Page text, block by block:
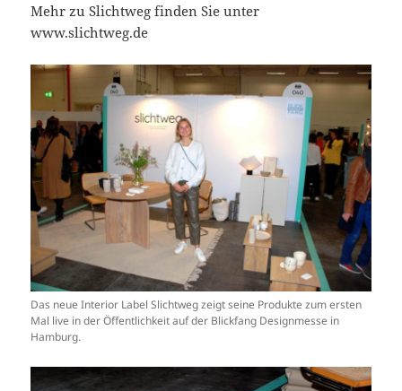
Mehr zu Slichtweg finden Sie unter
www.slichtweg.de
Das neue Interior Label Slichtweg zeigt seine Produkte zum ersten
Mal live in der Öffentlichkeit auf der Blickfang Designmesse in
Hamburg.